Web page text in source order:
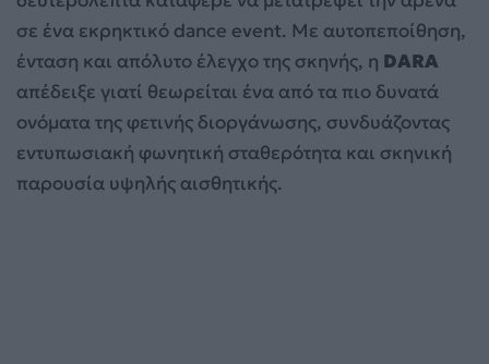
σε ένα εκρηκτικό dance event. Με αυτοπεποίθηση,
ένταση και απόλυτο έλεγχο της σκηνής, η DARA
απέδειξε γιατί θεωρείται ένα από τα πιο δυνατά
ονόματα της φετινής διοργάνωσης, συνδυάζοντας
εντυπωσιακή φωνητική σταθερότητα και σκηνική
παρουσία υψηλής αισθητικής.